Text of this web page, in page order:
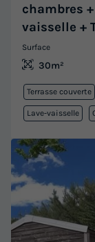
chambres
vaisselle +
Surface
30m²
Terrasse couverte
Lave-vaisselle